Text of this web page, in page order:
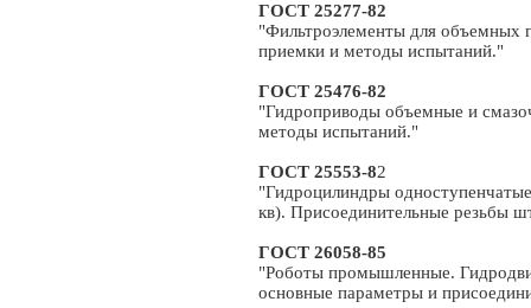
ГОСТ 25277-82
"Фильтроэлементы для объемных
приемки и методы испытаний."
ГОСТ 25476-82
"Гидроприводы объемные и
методы испытаний."
ГОСТ 25553-82
"Гидроцилиндры
кв). Присоединительные резьбы
ГОСТ 26058-85
"Роботы промышленные.
основные параметры и